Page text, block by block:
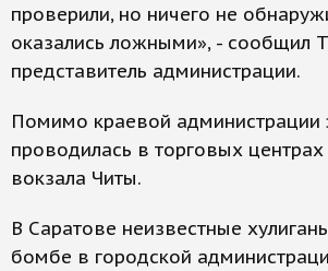
проверили, но ничего не
оказались ложными», - сообщил
представитель администрации.
Помимо краевой администрации
проводилась в торговых
вокзала Читы.
В Саратове неизвестные
бомбе в городской